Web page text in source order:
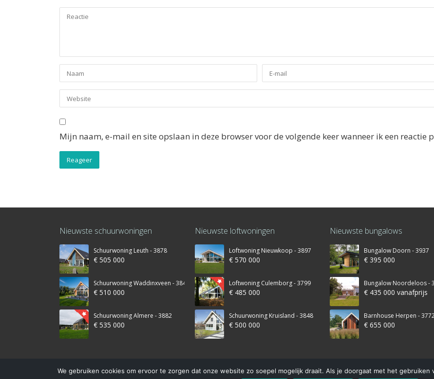
Mijn naam, e-mail en site opslaan in deze browser voor de volgende keer wanneer ik een reactie
Nieuwste schuurwoningen
Schuurwoning Leuth - 3878
€ 505 000
Schuurwoning Waddinxveen - 3845
€ 510 000
Schuurwoning Almere - 3882
€ 535 000
Nieuwste loftwoningen
Loftwoning Nieuwkoop - 3897
€ 570 000
Loftwoning Culemborg - 3799
€ 485 000
Schuurwoning Kruisland - 3848
€ 500 000
Nieuwste bungalows
Bungalow Doorn - 3937
€ 395 000
Bungalow Noordeloos -
€ 435 000 vanafprijs
Barnhouse Herpen -
€ 655 000
© 2016 – Schuurwoning-bouwen.nl is onderdeel van Finnhouse.nl
We gebruiken cookies om ervoor te zorgen dat onze website zo soepel mogelijk draait. Als je doorgaat met het